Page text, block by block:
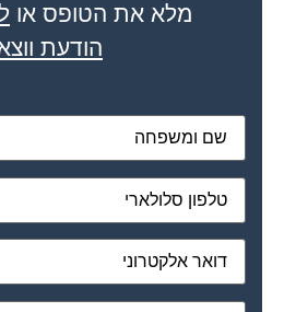
מלא את הטופס או
הודעת